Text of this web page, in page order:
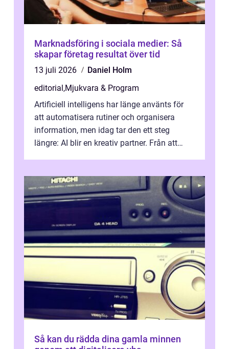
Marknadsföring i sociala medier: Så
skapar företag resultat över tid
13 juli 2026
Daniel Holm
editorial,Mjukvara & Program
Artificiell intelligens har länge använts för
att automatisera rutiner och organisera
information, men idag tar den ett steg
längre: AI blir en kreativ partner. Från att
Så kan du rädda dina gamla minnen